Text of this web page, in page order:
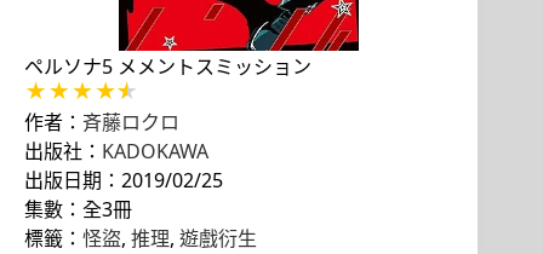
ペルソナ5 メメントスミッション
作者： 斉藤ロクロ
出版社： KADOKAWA
出版日期：2019/02/25
集數：全3冊
標籤： 怪盜, 推理, 遊戲衍生